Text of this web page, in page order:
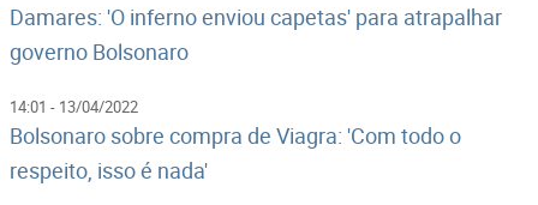
Damares: 'O inferno enviou capetas' para atrapalhar
governo Bolsonaro
14:01 - 13/04/2022
Bolsonaro sobre compra de Viagra: 'Com todo o
respeito, isso é nada'